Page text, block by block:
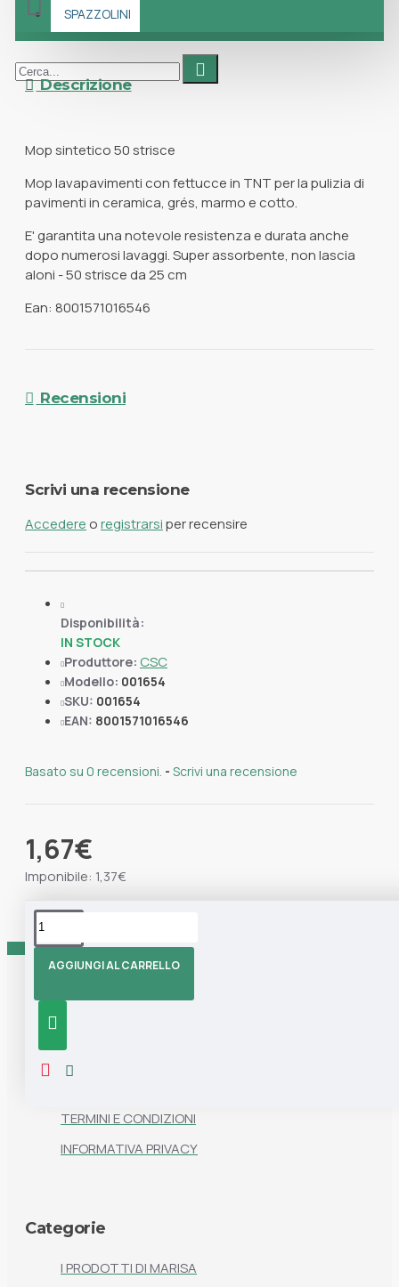
SPAZZOLINI
Descrizione
Mop sintetico 50 strisce
Mop lavapavimenti con fettucce in TNT per la pulizia di
pavimenti in ceramica, grés, marmo e cotto.
E' garantita una notevole resistenza e durata anche
dopo numerosi lavaggi. Super assorbente, non lascia
aloni - 50 strisce da 25 cm
Ean: 8001571016546
Recensioni
Scrivi una recensione
Accedere oregistrarsiper recensire
Disponibilità:
IN STOCK
Produttore: CSC
Modello: 001654
SKU: 001654
EAN: 8001571016546
Basato su 0 recensioni. - Scrivi una recensione
1,67€
Imponibile: 1,37€
AGGIUNGI AL CARRELLO
Tag: Mop
Informazioni
TERMINI E CONDIZIONI
INFORMATIVA PRIVACY
Categorie
I PRODOTTI DI MARISA